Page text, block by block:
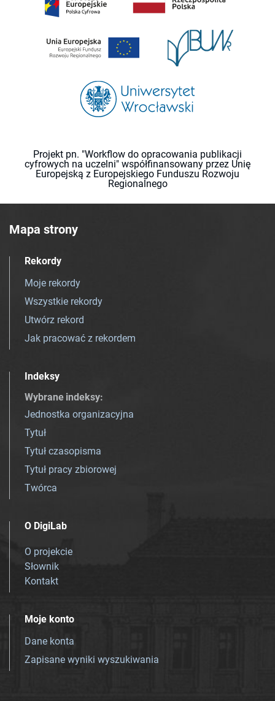
Projekt pn. "Workflow do opracowania publikacji
cyfrowych na uczelni" współfinansowany przez Unię
Europejską z Europejskiego Funduszu Rozwoju
Regionalnego
Mapa strony
Rekordy
Moje rekordy
Wszystkie rekordy
Utwórz rekord
Jak pracować z rekordem
Indeksy
Wybrane indeksy:
Jednostka organizacyjna
Tytuł
Tytuł czasopisma
Tytuł pracy zbiorowej
Twórca
O DigiLab
O projekcie
Słownik
Kontakt
Moje konto
Dane konta
Zapisane wyniki wyszukiwania